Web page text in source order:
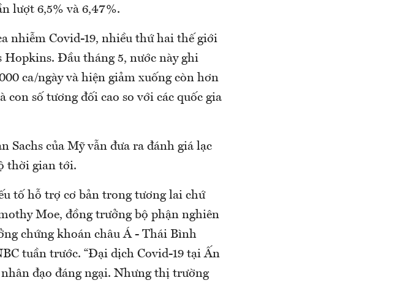
lượt 6,5% và 6,47%.
nhiễm Covid-19, nhiều thứ hai thế giới
Hopkins. Đầu tháng 5, nước này ghi
ca/ngày và hiện giảm xuống còn hơn
con số tương đối cao so với các quốc gia
Sachs của Mỹ vẫn đưa ra đánh giá lạc
thời gian tới.
tố hỗ trợ cơ bản trong tương lai chứ
Moe, đồng trưởng bộ phận nghiên
chứng khoán châu Á - Thái Bình
tuần trước. “Đại dịch Covid-19 tại Ấn
đạo đáng ngại. Nhưng thị trường